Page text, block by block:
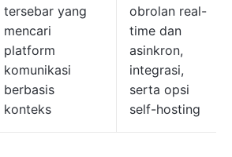
tersebar yang
mencari
platform
komunikasi
berbasis
konteks
obrolan real-
time dan
asinkron,
integrasi,
serta opsi
self-hosting